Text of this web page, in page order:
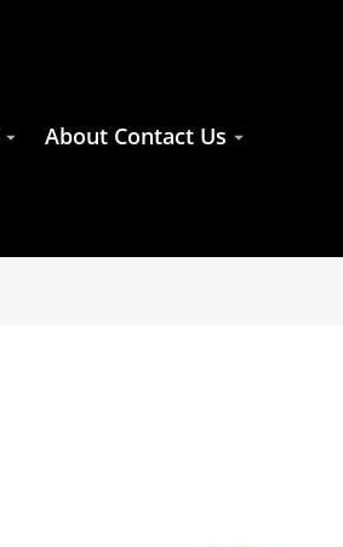
About Contact Us